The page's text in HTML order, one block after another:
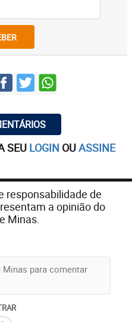
SEU LOGIN OUASSINE
responsabilidade de
a opinião do
Minas.